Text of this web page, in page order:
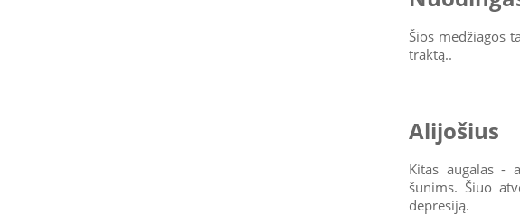
Šios medžiagos
traktą..
Alijošius
Kitas augalas -
šunims. Šiuo
depresiją.